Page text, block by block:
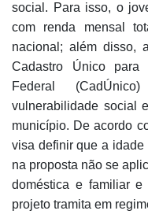
social. Para isso, o
com renda mensal
nacional; além disso,
Cadastro Único para
Federal
vulnerabilidade social
município. De acordo
visa definir que a idade
na proposta não se
doméstica e familiar
projeto tramita em